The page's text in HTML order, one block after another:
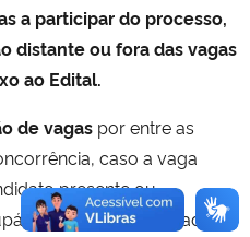
a participar do processo,
distante ou fora das vagas
ao Edital.
de vagas por entre as
caso a vaga
presente ou
la, durante a chamada